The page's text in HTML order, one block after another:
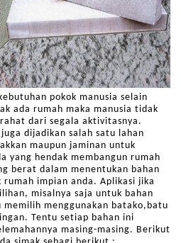
pokok manusia selain
ada rumah maka manusia tidak
dari segala aktivitasnya.
dijadikan salah satu lahan
maupun jaminan untuk
yang hendak membangun rumah
berat dalam menentukan bahan
impian anda. Aplikasi jika
misalnya saja untuk bahan
memilih menggunakan batako,batu
Tentu setiap bahan ini
masing-masing. Berikut